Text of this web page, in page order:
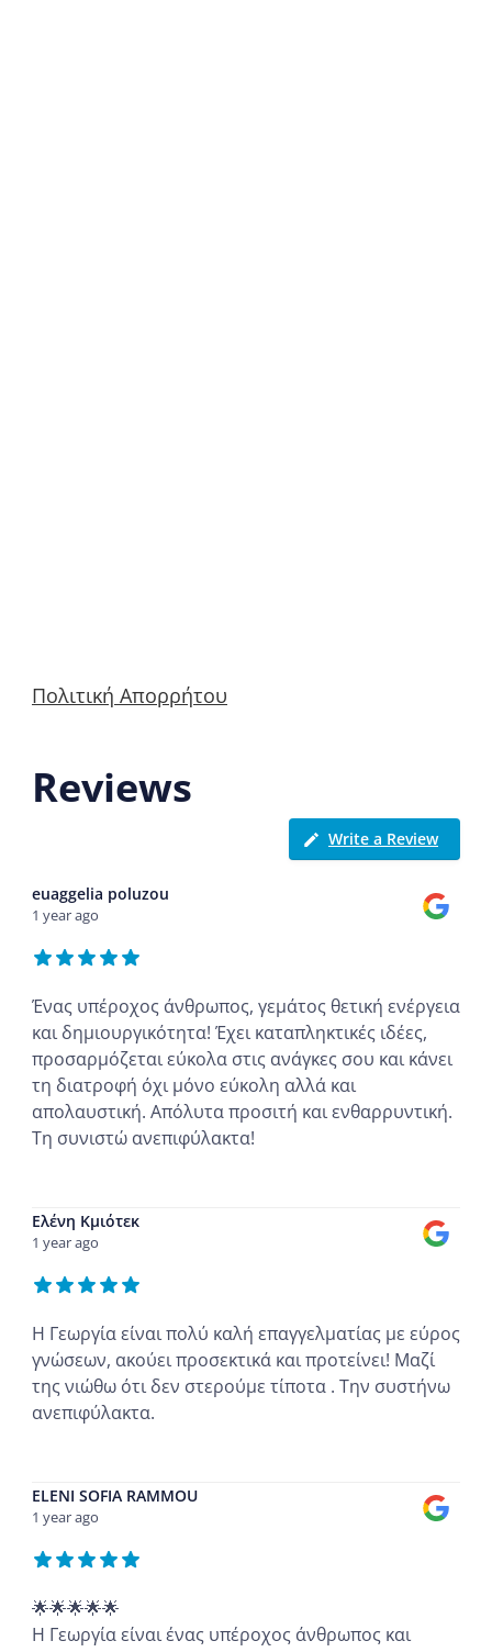
Πολιτική Απορρήτου
Reviews
Write a Review
euaggelia poluzou
1 year ago
Ένας υπέροχος άνθρωπος, γεμάτος θετική ενέργεια
και δημιουργικότητα! Έχει καταπληκτικές ιδέες,
προσαρμόζεται εύκολα στις ανάγκες σου και κάνει
τη διατροφή όχι μόνο εύκολη αλλά και
απολαυστική. Απόλυτα προσιτή και ενθαρρυντική.
Τη συνιστώ ανεπιφύλακτα!
Ελένη Κμιότεκ
1 year ago
Η Γεωργία είναι πολύ καλή επαγγελματίας με εύρος
γνώσεων, ακούει προσεκτικά και προτείνει! Μαζί
της νιώθω ότι δεν στερούμε τίποτα . Την συστήνω
ανεπιφύλακτα.
ELENI SOFIA RAMMOU
1 year ago
🌟🌟🌟🌟🌟
Η Γεωργία είναι ένας υπέροχος άνθρωπος και